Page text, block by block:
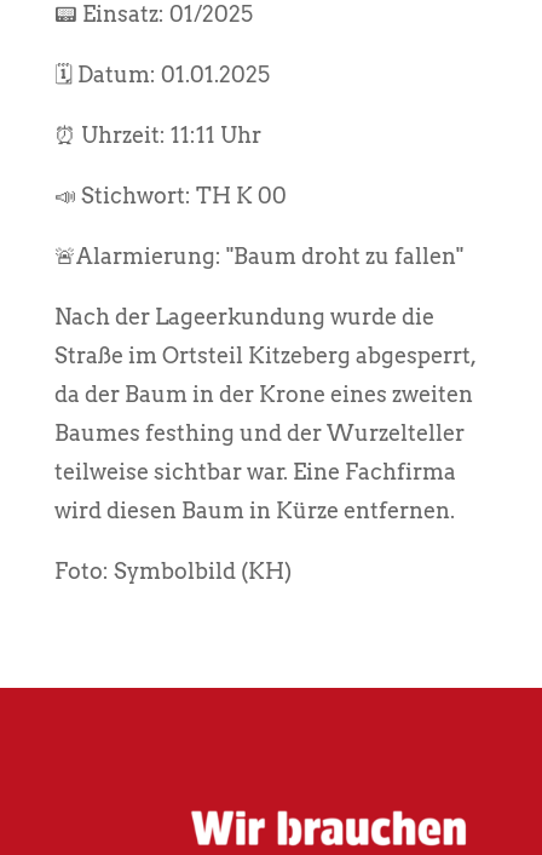
📟 Einsatz: 01/2025
🗓️ Datum: 01.01.2025
⏰ Uhrzeit: 11:11 Uhr
📣 Stichwort: TH K 00
🚨Alarmierung: "Baum droht zu fallen"
Nach der Lageerkundung wurde die
Straße im Ortsteil Kitzeberg abgesperrt,
da der Baum in der Krone eines zweiten
Baumes festhing und der Wurzelteller
teilweise sichtbar war. Eine Fachfirma
wird diesen Baum in Kürze entfernen.
Foto: Symbolbild (KH)